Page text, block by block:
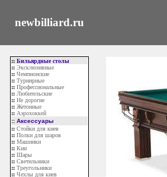
newbilliard.ru
:: Бильярдные столы
:: Эксклюзивные
:: Чемпионские
:: Турнирные
:: Профессиональные
:: Любительские
:: Не дорогие
:: Жетонные
:: Аэрохоккей
:: Аксессуары
:: Стойки для киев
:: Полки для шаров
:: Машинки
:: Кии
:: Шары
:: Светильники
:: Треугольники
:: Чехлы для киев